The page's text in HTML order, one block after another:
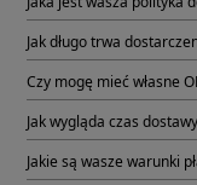
Jak długo trwa
Czy mogę mieć własne
Jak wygląda czas
Jakie są wasze warunki